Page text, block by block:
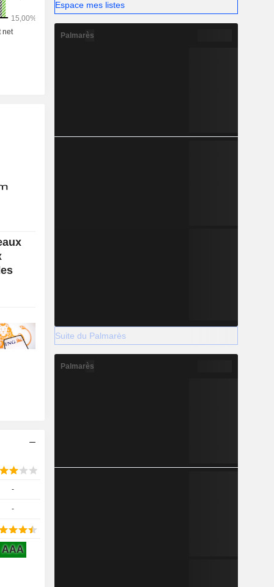
-
-
AAA
Espace mes listes
Palmarès
Suite du Palmarès
Palmarès